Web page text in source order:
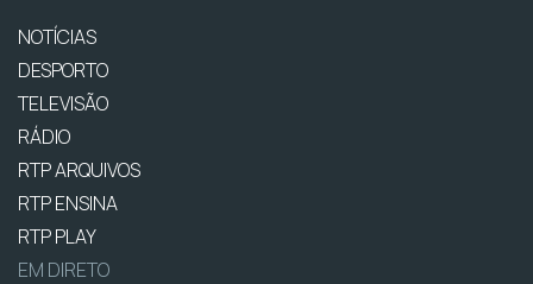
NOTÍCIAS
DESPORTO
TELEVISÃO
RÁDIO
RTP ARQUIVOS
RTP ENSINA
RTP PLAY
EM DIRETO